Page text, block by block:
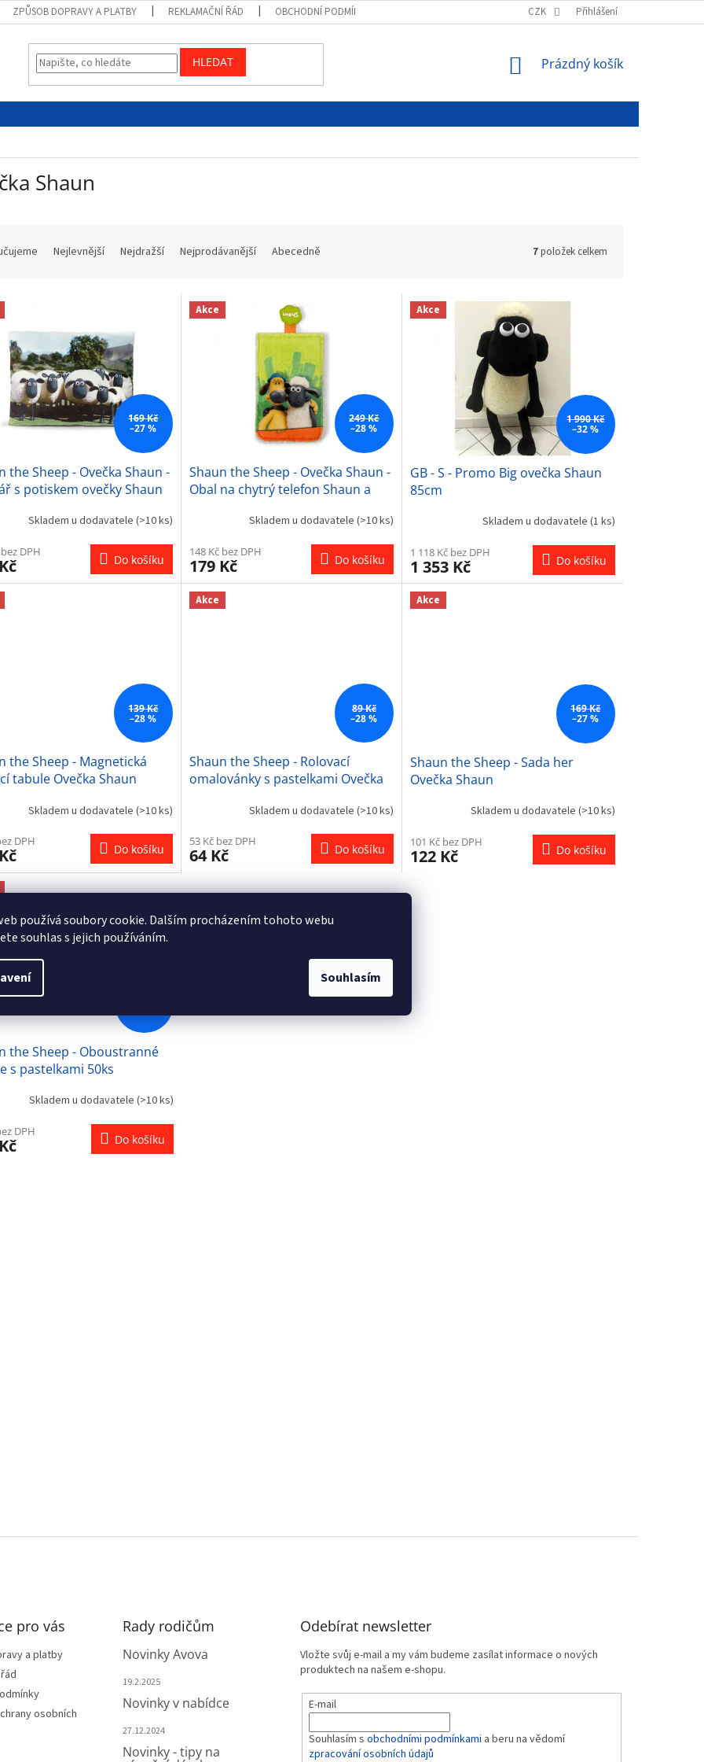
používá soubory cookie. Dalším procházením tohoto webu
souhlas s jejich používáním.
Souhlasím
ZPŮSOB DOPRAVY A PLATBY REKLAMAČNÍ ŘÁD OBCHODNÍ PODMÍNKY PODMÍNKY OCHRANY OSOBNÍCH ÚDAJŮ
CZK Přihlášení
HLEDAT
NÁKUPNÍ
Prázdný košík
Shaun
Nejlevnější Nejdražší Nejprodávanější Abecedně 7položek celkem
169 Kč
–27 %
the Sheep - Ovečka Shaun -
s potiskem ovečky Shaun
Skladem u dodavatele (>10 ks)
DPH
Do košíku
Akce
249 Kč
–28 %
Shaun the Sheep - Ovečka Shaun -
Obal na chytrý telefon Shaun a
Skladem u dodavatele (>10 ks)
148 Kč bez DPH
179 Kč Do košíku
Akce
1 990 Kč
–32 %
GB - S - Promo Big ovečka Shaun
85cm
Skladem u dodavatele (1 ks)
1 118 Kč bez DPH
1 353 Kč Do košíku
139 Kč
–28 %
the Sheep - Magnetická
tabule Ovečka Shaun
Skladem u dodavatele (>10 ks)
DPH
Do košíku
Akce
89 Kč
–28 %
Shaun the Sheep - Rolovací
omalovánky s pastelkami Ovečka
Skladem u dodavatele (>10 ks)
53 Kč bez DPH
64 Kč Do košíku
Akce
169 Kč
–27 %
Shaun the Sheep - Sada her
Ovečka Shaun
Skladem u dodavatele (>10 ks)
101 Kč bez DPH
122 Kč Do košíku
the Sheep - Oboustranné
s pastelkami 50ks
Skladem u dodavatele (>10 ks)
DPH
Do košíku
pro vás
a platby
osobních
Rady rodičům
Novinky Avova
19.2.2025
Novinky v nabídce
27.12.2024
Novinky - tipy na
Odebírat newsletter
Vložte svůj e-mail a my vám budeme zasílat informace o nových
produktech na našem e-shopu.
E-mail
Souhlasím sobchodními podmínkami a beru na vědomí
zpracování osobních údajů